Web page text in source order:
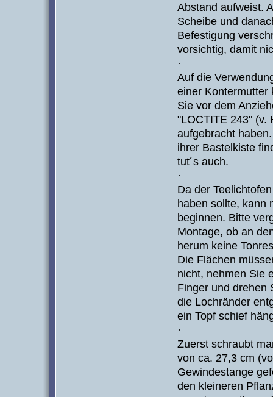
Abstand aufweist.
Scheibe und
Befestigung
vorsichtig, damit
·
Auf die
einer Kontermutter
Sie vor dem
"LOCTITE 243" (v.
aufgebracht
ihrer Bastelkiste
tut´s auch.
·
Da der
haben sollte, kann
beginnen. Bitte
Montage, ob an
herum keine
Die Flächen
nicht, nehmen Sie
Finger und drehen
die Lochränder
ein Topf schief
·
Zuerst schraubt
von ca. 27,3 cm
Gewindestange
den kleineren